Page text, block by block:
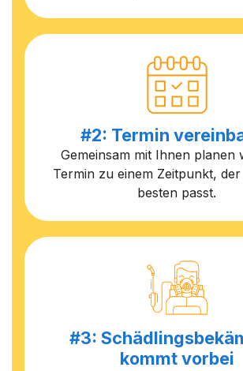
#2: Termin
Gemeinsam mit Ihnen planen
Termin zu einem Zeitpunkt,
besten passt.
#3:
kommt vorbei